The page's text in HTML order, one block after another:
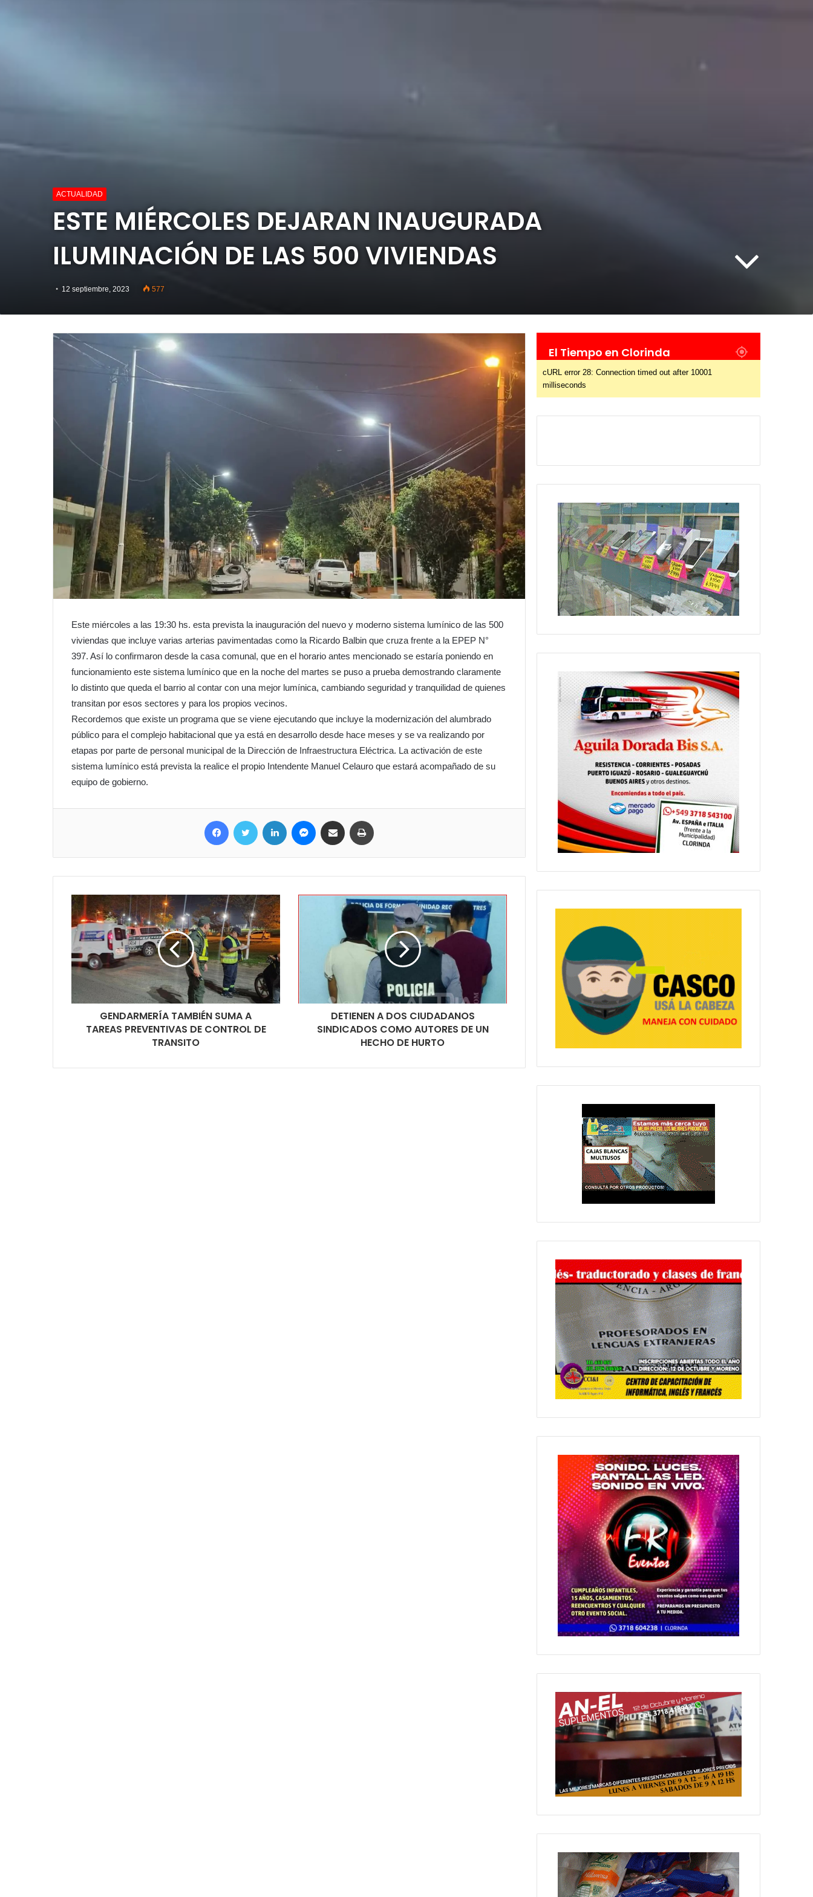
ACTUALIDAD
ESTE MIÉRCOLES DEJARAN INAUGURADA
ILUMINACIÓN DE LAS 500 VIVIENDAS
12 septiembre, 2023 577
Este miércoles a las 19:30 hs. esta prevista la inauguración del nuevo y moderno sistema lumínico de las 500
viviendas que incluye varias arterias pavimentadas como la Ricardo Balbin que cruza frente a la EPEP N°
397. Así lo confirmaron desde la casa comunal, que en el horario antes mencionado se estaría poniendo en
funcionamiento este sistema lumínico que en la noche del martes se puso a prueba demostrando claramente
lo distinto que queda el barrio al contar con una mejor lumínica, cambiando seguridad y tranquilidad de quienes
transitan por esos sectores y para los propios vecinos.
Recordemos que existe un programa que se viene ejecutando que incluye la modernización del alumbrado
público para el complejo habitacional que ya está en desarrollo desde hace meses y se va realizando por
etapas por parte de personal municipal de la Dirección de Infraestructura Eléctrica. La activación de este
sistema lumínico está prevista la realice el propio Intendente Manuel Celauro que estará acompañado de su
equipo de gobierno.
Facebook Twitter LinkedIn MessengerCompartir por correo electrónico
GENDARMERÍA TAMBIÉN SUMA A
TAREAS PREVENTIVAS DE CONTROL DE
TRANSITO
DETIENEN A DOS CIUDADANOS
SINDICADOS COMO AUTORES DE UN
HECHO DE HURTO
El Tiempo en Clorinda
cURL error 28: Connection timed out after 10001
milliseconds